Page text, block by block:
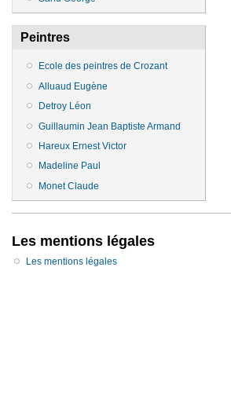
Peintres
Ecole des peintres de Crozant
Alluaud Eugène
Detroy Léon
Guillaumin Jean Baptiste Armand
Hareux Ernest Victor
Madeline Paul
Monet Claude
Les mentions légales
Les mentions légales